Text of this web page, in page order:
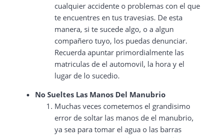
cualquier accidente o problemas con el que
te encuentres en tus travesias. De esta
manera, si te sucede algo, o a algun
compañero tuyo, los puedas denunciar.
Recuerda apuntar primordialmente las
matriculas de el automovil, la hora y el
lugar de lo sucedio.
No Sueltes Las Manos Del Manubrio
Muchas veces cometemos el grandisimo
error de soltar las manos de el manubrio,
ya sea para tomar el agua o las barras